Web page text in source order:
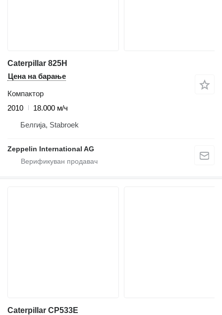
Caterpillar 825H
Цена на барање
Компактор
2010
18.000 м/ч
Белгија, Stabroek
Zeppelin International AG
Caterpillar CP533E